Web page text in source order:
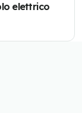
elettrico